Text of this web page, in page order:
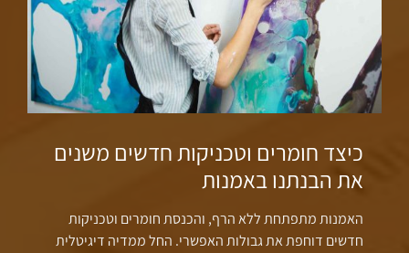
כיצד חומרים וטכניקות חדשים משנים
את הבנתנו באמנות
האמנות מתפתחת ללא הרף, והכנסת חומרים וטכניקות
חדשים דוחפת את גבולות האפשרי. החל ממדיה דיגיטלית